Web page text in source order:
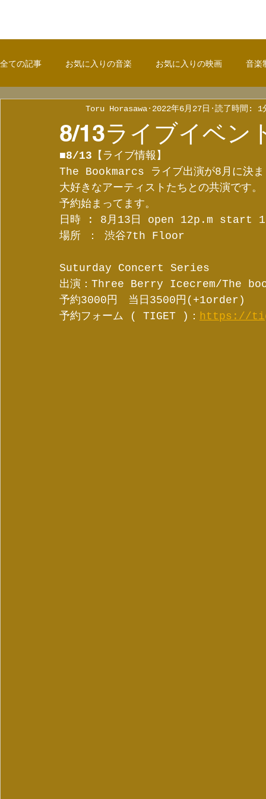
全ての記事 お気に入りの音楽 お気に入りの映画 音楽
8/13ライブイベン
Toru Horasawa 2022年6月27日 読了時間: 1
■8/13 【ライブ情報】
The Bookmarcs ライブ出演が8月に決ま
大好きなアーティストたちとの共演です。
予約始まってます。
日時 : 8月13日 open 12p.m start
場所 ： 渋谷7th Floor
Suturday Concert Series
出演：Three Berry Icecrem/The
予約3000円　当日3500円(+1order)
予約フォーム ( TIGET )： https://